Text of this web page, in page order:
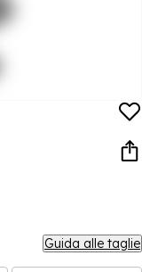
Guida alle taglie